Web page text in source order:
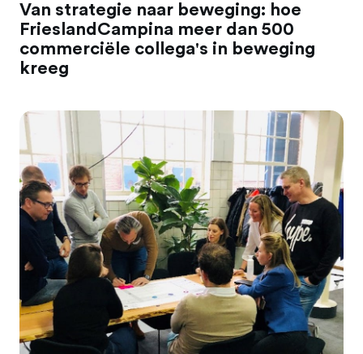
Van strategie naar beweging: hoe
FrieslandCampina meer dan 500
commerciële collega's in beweging
kreeg